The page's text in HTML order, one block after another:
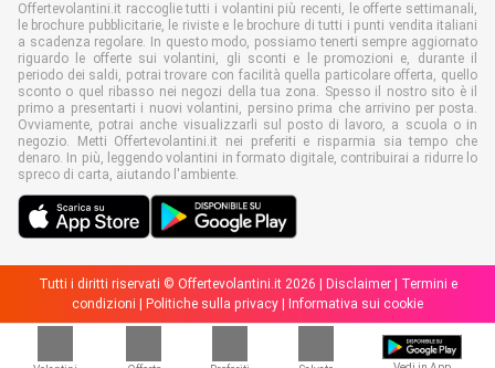
Offertevolantini.it raccoglie tutti i volantini più recenti, le offerte settimanali,
le brochure pubblicitarie, le riviste e le brochure di tutti i punti vendita italiani
a scadenza regolare. In questo modo, possiamo tenerti sempre aggiornato
riguardo le offerte sui volantini, gli sconti e le promozioni e, durante il
periodo dei saldi, potrai trovare con facilità quella particolare offerta, quello
sconto o quel ribasso nei negozi della tua zona. Spesso il nostro sito è il
primo a presentarti i nuovi volantini, persino prima che arrivino per posta.
Ovviamente, potrai anche visualizzarli sul posto di lavoro, a scuola o in
negozio. Metti Offertevolantini.it nei preferiti e risparmia sia tempo che
denaro. In più, leggendo volantini in formato digitale, contribuirai a ridurre lo
spreco di carta, aiutando l'ambiente.
Tutti i diritti riservati © Offertevolantini.it 2026 | Disclaimer|
Termini e
condizioni
Politiche sulla privacy Informativa sui cookie